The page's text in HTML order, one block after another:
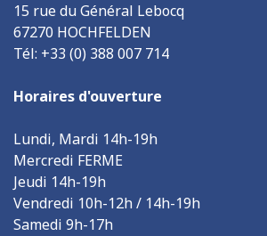
15 rue du Général Lebocq
67270 HOCHFELDEN
Tél: +33 (0) 388 007 714
Horaires d'ouverture
Lundi, Mardi 14h-19h
Mercredi FERME
Jeudi 14h-19h
Vendredi 10h-12h / 14h-19h
Samedi 9h-17h